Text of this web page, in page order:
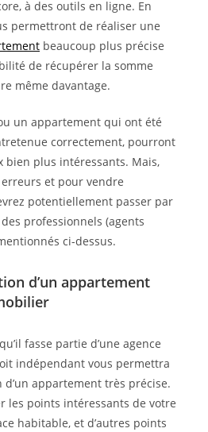
à des outils en ligne. En
permettront de réaliser une
beaucoup plus précise
de récupérer la somme
même davantage.
un appartement qui ont été
correctement, pourront
bien plus intéressants. Mais,
et pour vendre
potentiellement passer par
professionnels (agents
ci-dessus.
d’un appartement
fasse partie d’une agence
indépendant vous permettra
d’un appartement très précise.
les points intéressants de votre
habitable, et d’autres points